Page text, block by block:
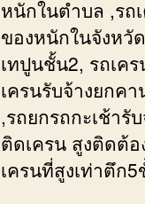
หนักในตำบล ,รถ
ของหนักในจังหวั
เทปูนชั้น2, รถเค
เครนรับจ้างยกค
,รถยกรถกะเช้ารั
ติดเครน สูงติดต้
เครนที่สูงเท่าตึก